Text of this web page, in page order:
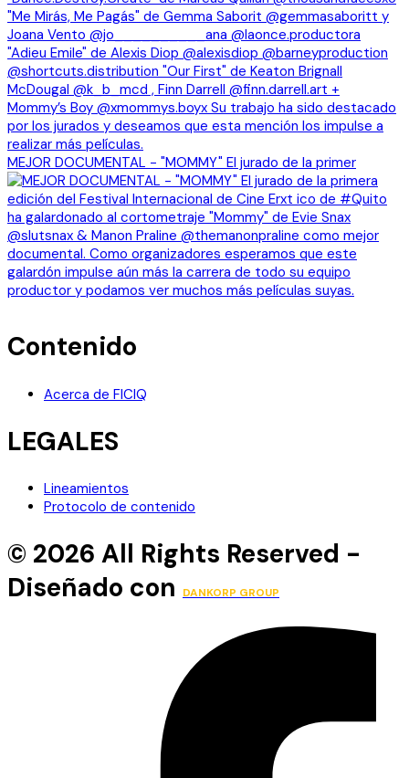
MEJOR DOCUMENTAL - "MOMMY" El jurado de la primer
Contenido
Acerca de FICIQ
LEGALES
Lineamientos
Protocolo de contenido
© 2026 All Rights Reserved -
Diseñado con
DANKORP GROUP